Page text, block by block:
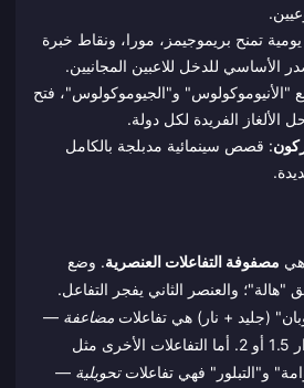
يومية تمنح بريموجيمز، مورا، ونقاط خبرة
الأساسي للدخل للاعبين المجانيين.
"الأنيوموكولوس" و"الجيوموكولوس"، فتح
الألغاز الفريدة لكل دولة.
: قصص سينمائية مدبلجة بالكامل
هي مصفوفة التفاعلات العنصرية. وضع
والعنصر الثاني يفجر التفاعل.
(جليد + نار) هي تفاعلات مضاعفة —
تضاعف الضرر الناتج بمقدار 1.5 أو 2. أما التفاعلات الأخرى مثل
و"التبلور" فهي تفاعلاتتحويلية —